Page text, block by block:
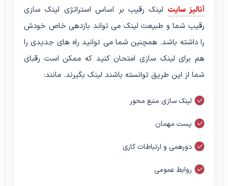
آنالیز سایت لینک رقیب بر اساس استراتژی لینک سازی
رقیب شما و طبیعت لینک می تواند بازدهی خاص خودش
را داشته باشد. همچنین شما می توانید راه های جدیدی را
هم برای لینک سازی امتحان کنید که ممکن است رقبای
شما از این طریق توانسته باشند لینک بگیرند. مانند:
لینک سازی منبع محور
پست مهمان
دورهمی و ارتباطات کاری
روابط عمومی